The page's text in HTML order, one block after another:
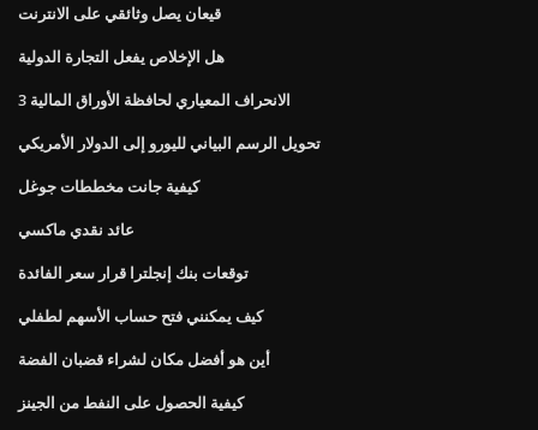
قيعان يصل وثائقي على الانترنت
هل الإخلاص يفعل التجارة الدولية
الانحراف المعياري لحافظة الأوراق المالية 3
تحويل الرسم البياني لليورو إلى الدولار الأمريكي
كيفية جانت مخططات جوغل
عائد نقدي ماكسي
توقعات بنك إنجلترا قرار سعر الفائدة
كيف يمكنني فتح حساب الأسهم لطفلي
أين هو أفضل مكان لشراء قضبان الفضة
كيفية الحصول على النفط من الجينز